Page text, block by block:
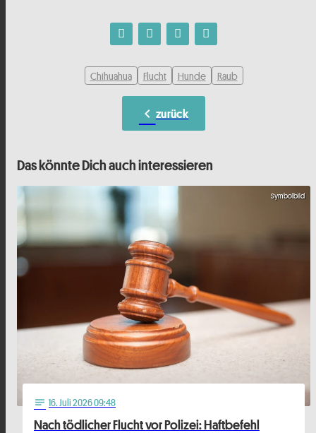
Chihuahua Flucht Hunde Raub
chevron_left zurück
Das könnte Dich auch interessieren
Symbolbild
notes 16. Juli 2026 09:48
Nach tödlicher Flucht vor Polizei: Haftbefehl